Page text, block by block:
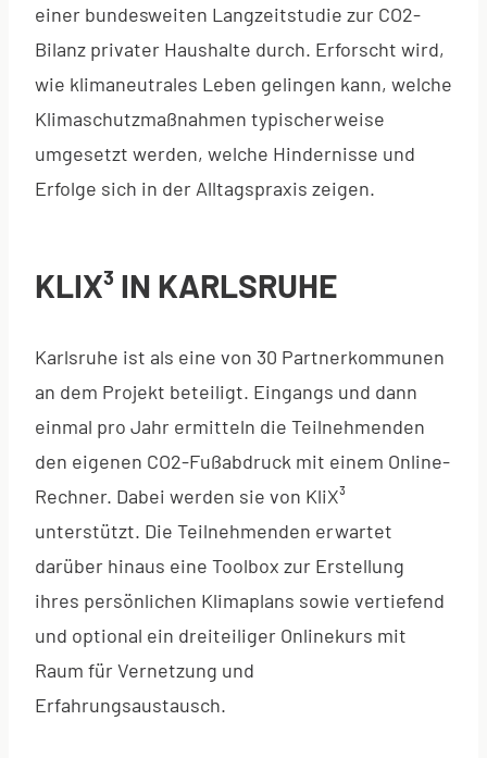
einer bundesweiten Langzeitstudie zur CO2-
Bilanz privater Haushalte durch. Erforscht wird,
wie klimaneutrales Leben gelingen kann, welche
Klimaschutzmaßnahmen typischerweise
umgesetzt werden, welche Hindernisse und
Erfolge sich in der Alltagspraxis zeigen.
KLIX³ IN KARLSRUHE
Karlsruhe ist als eine von 30 Partnerkommunen
an dem Projekt beteiligt. Eingangs und dann
einmal pro Jahr ermitteln die Teilnehmenden
den eigenen CO2-Fußabdruck mit einem Online-
Rechner. Dabei werden sie von KliX³
unterstützt. Die Teilnehmenden erwartet
darüber hinaus eine Toolbox zur Erstellung
ihres persönlichen Klimaplans sowie vertiefend
und optional ein dreiteiliger Onlinekurs mit
Raum für Vernetzung und
Erfahrungsaustausch.